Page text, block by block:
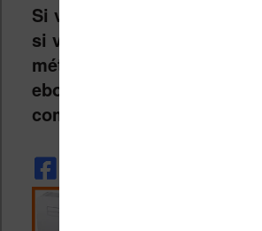
Si vous avez des choses à
si vous souhaitez nous
méthode de classement de
ebooks, n’hésitez pas à
commentaire.